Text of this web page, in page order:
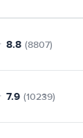
8.8 (8807)
7.9 (10239)